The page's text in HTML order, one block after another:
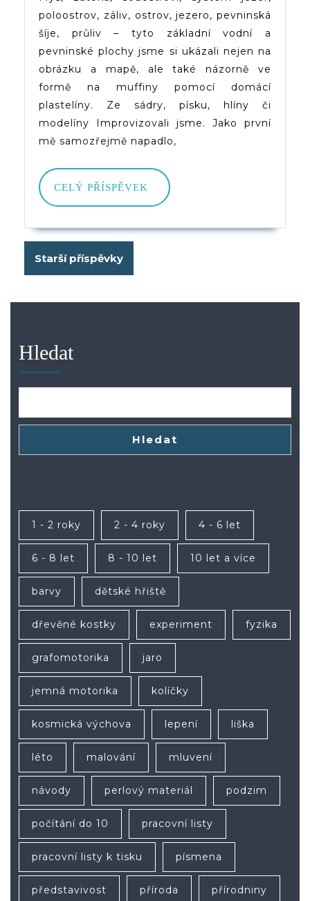
Plochy
Názorně
poloostrov, záliv, ostrov, jezero, pevninská
šíje, průliv – tyto základní vodní a
pevninské plochy jsme si ukázali nejen na
obrázku a mapě, ale také názorně ve
formě na muffiny pomocí domácí
plastelíny. Ze sádry, písku, hlíny či
modelíny Improvizovali jsme. Jako první
mě samozřejmě napadlo,
CELÝ PŘÍSPĚVEK
CELÝ
PŘÍSPĚVEK
Navigace
pro
příspěvky
Starší příspěvky
Hledat
Hledat
1 - 2 roky 2 - 4 roky 4 - 6 let
6 - 8 let 8 - 10 let 10 let a více
barvy dětské hřiště
dřevěné kostky experiment fyzika
grafomotorika jaro
jemná motorika kolíčky
kosmická výchova lepení liška
léto malování mluvení
návody perlový materiál podzim
počítání do 10 pracovní listy
pracovní listy k tisku písmena
představivost příroda přírodniny